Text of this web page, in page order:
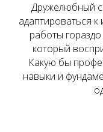
Дружелюбный
адаптироваться
работы
который
Какую бы
навыки и